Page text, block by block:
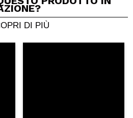
un video o una foto
essere il primo. Immaginalo...
DI PIÙ